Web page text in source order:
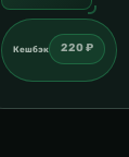
Кешбэк 220 ₽